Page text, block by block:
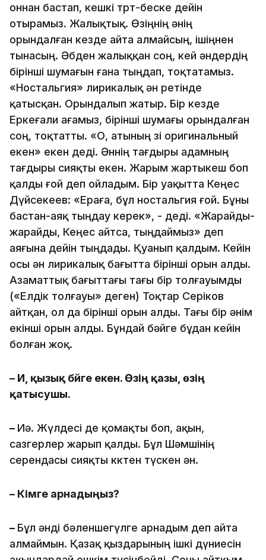
оннан бастап, кешкі төрт-беске дейін
отырамыз. Жалықтық. Өзіңнің әнің
орындалған кезде айта алмайсың, ішіңнен
тынасың. Әбден жалыққан соң, кей әндердің
бірінші шумағын ғана тыңдап, тоқтатамыз.
«Ностальгия» лирикалық ән ретінде
қатысқан. Орындалып жатыр. Бір кезде
Еркеғали ағамыз, бірінші шумағы орындалған
соң, тоқтатты. «О, атының өзі оригинальный
екен» екен деді. Әннің тағдыры адамның
тағдыры сияқты екен. Жарым жартыкеш боп
қалды ғой деп ойладым. Бір уақытта Кеңес
Дүйсекеев: «Ераға, бұл ностальгия ғой. Бұны
бастан-аяқ тыңдау керек», - деді. «Жарайды-
жарайды, Кеңес айтса, тыңдаймыз» деп
аяғына дейін тыңдады. Қуанып қалдым. Кейін
осы ән лирикалық бағытта бірінші орын алды.
Азаматтық бағыттағы тағы бір толғауымды
(«Елдік толғауы» деген) Тоқтар Серіков
айтқан, ол да бірінші орын алды. Тағы бір әнім
екінші орын алды. Бұндай бәйге бұдан кейін
болған жоқ.
– Иә, қызық бәйге екен. Өзің қазы, өзің
қатысушы.
– Иә. Жүлдесі де қомақты боп, ақын,
сазгерлер жарып қалды. Бұл Шәмшінің
серендасы сияқты көктен түскен ән.
– Кімге арнадыңыз?
– Бұл әнді бәленшегүлге арнадым деп айта
алмаймын. Қазақ қыздарының ішкі дүниесін